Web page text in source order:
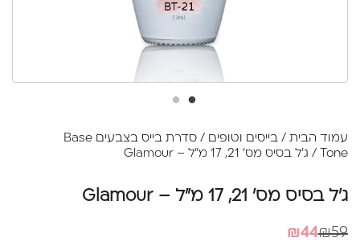
עמוד הבית / בייסים וטופים /
סדרת בייס בצבעים Base
Tone / ג'ל בסיס מס' 21, 17 מ"ל – Glamour
ג'ל בסיס מס' 21, 17 מ"ל – Glamour
₪59
המחיר₪44
המחיר